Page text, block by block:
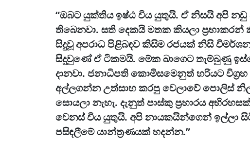
“ඔබට යුක්තිය ඉෂ්ඨ විය යුතුයි. ඒ නිසයි අපි නඩු
තිබෙනවා. සති දෙකයි මතක කියලා
සිදුවූ අපරාධ පිළිබඳව කිසිම රජයක් නිසි
සිදුවුණේ ඒ ටිකමයි. මේක බාගෙට තැම්බුණු
දානවා. ජනාධිපති කොමිසමෙනුත් හරියට
අල්ලගන්න උත්සාහ කරපු වෙලාවේ පොලිස්
සොයලා නැහැ. දැනුත් පාස්කු ප්‍රහාරය
වෙනස් විය යුතුයි. අපි නායකයින්ගෙන් ඉල්ලා
පසිඳලීමේ යාන්ත්‍රණයක් හදන්න.”